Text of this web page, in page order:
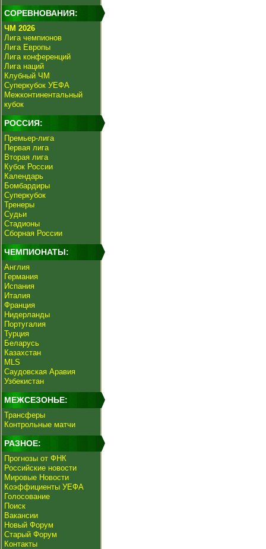
СОРЕВНОВАНИЯ:
ЧМ 2026
Лига чемпионов
Лига Европы
Лига конференций
Лига наций
Клубный ЧМ
Суперкубок УЕФА
Межконтинентальный
кубок
РОССИЯ:
Премьер-лига
Первая лига
Вторая лига
Кубок России
Календарь
Бомбардиры
Суперкубок
Тренеры
Судьи
Стадионы
Сборная России
ЧЕМПИОНАТЫ:
Англия
Германия
Испания
Италия
Франция
Нидерланды
Португалия
Турция
Беларусь
Казахстан
MLS
Саудовская Аравия
Узбекистан
МЕЖСЕЗОНЬЕ:
Трансферы
Контрольные матчи
РАЗНОЕ:
Прогнозы от ФНК
Российские новости
Мировые Новости
Коэффициенты УЕФА
Голосование
Поиск
Вакансии
Новый Форум
Старый Форум
Контакты